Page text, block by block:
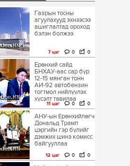
Газрын тосны
агуулахууд эхнээсээ
ашиглалтад ороход
бэлэн болжээ
7 цаг 0 0
Ерөнхий сайд
БНХАУ-аас сар бүр
12-15 мянган тонн
АИ-92 автобензин
тогтмол нийлүүлэх
хүсэлт тавилаа
11 цаг 0 0
АНУ-ын Ерөнхийлөгч
Дональд Трамп
цэргийн гэр бүлийг
дэмжих шинэ комисс
байгууллаа
12 цаг 0 0